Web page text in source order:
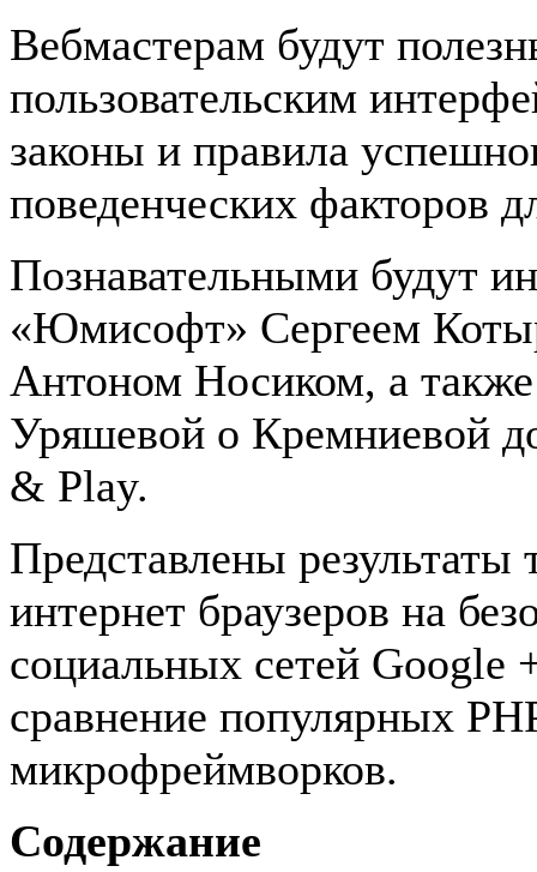
Вебмастерам будут
пользовательским
законы и правила
поведенческих факторов
Познавательными будут
«Юмисофт» Сергеем
Антоном Носиком, а
Уряшевой о Кремниевой
& Play.
Представлены результаты
интернет браузеров на
социальных сетей Google
сравнение популярных
микрофреймворков.
Содержание